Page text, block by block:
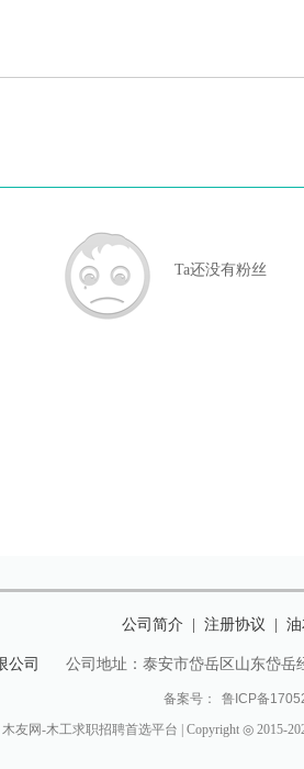
Ta还没有粉丝
公司简介 注册协议
公司 公司地址：泰安市岱岳区山东岱岳
备案号：
鲁ICP备
木友网-木工求职招聘首选平台 | Copyright ◎ 2015-